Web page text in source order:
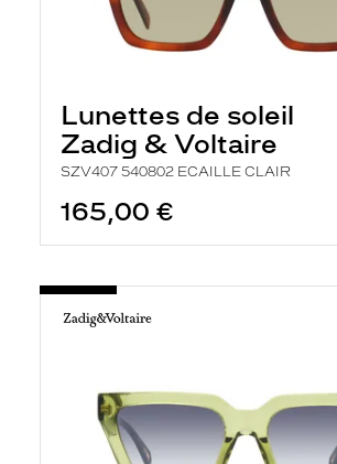
Lunettes de soleil
Zadig & Voltaire
SZV407 540802 ECAILLE CLAIR
165,00 €